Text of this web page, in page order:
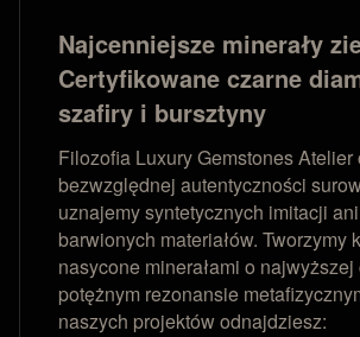
Najcenniejsze minerały
Certyfikowane czarne
szafiry i bursztyny
Filozofia Luxury Gemstones
bezwzględnej autentyczności
uznajemy syntetycznych imitacji
barwionych materiałów. Tworzymy
nasycone minerałami o
potężnym rezonansie
naszych projektów odnajdziesz: